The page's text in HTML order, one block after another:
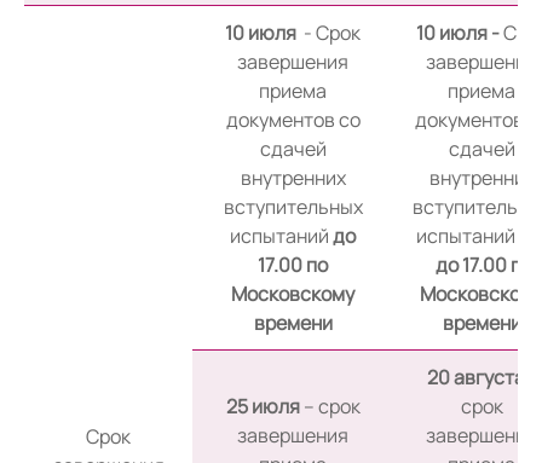
Срок
10 июля - Срок
завершения
приема
документов со
сдачей
внутренних
вступительных
испытанийдо
17.00 по
Московскому
времени
10 июля -
завершения
приема
документов
сдачей
внутренних
до 17.00 по
Московскому
времени
25 июля– срок
завершения
20 августа -
срок
завершения